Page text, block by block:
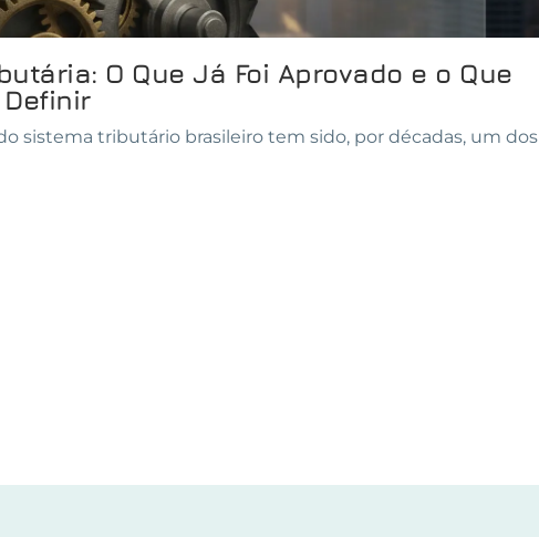
O Que Já Foi Aprovado e o Que
sistema tributário brasileiro tem sido, por décadas, um dos